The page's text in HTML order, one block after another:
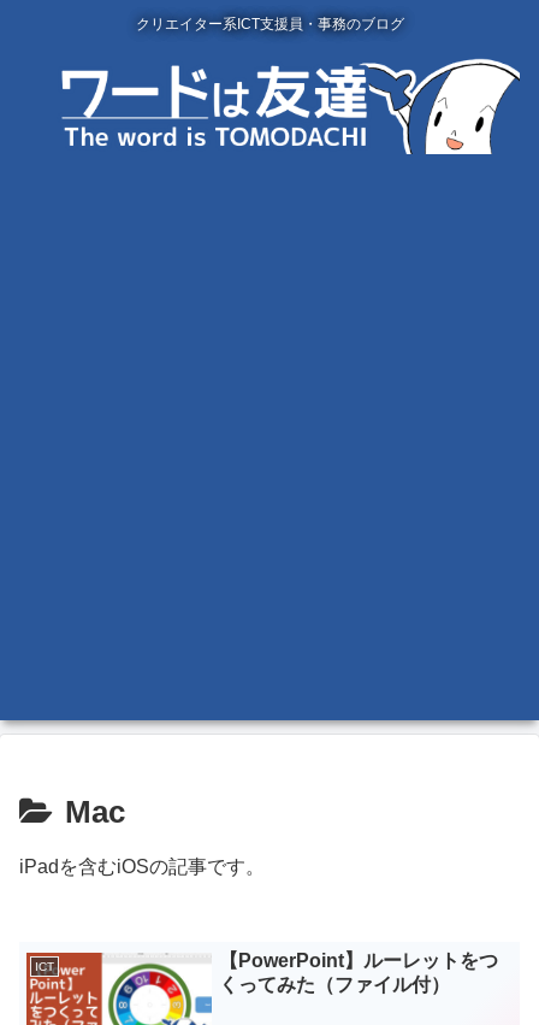
クリエイター系ICT支援員・事務のブログ
Mac
iPadを含むiOSの記事です。
ICT
【PowerPoint】ルーレットをつ
くってみた（ファイル付）